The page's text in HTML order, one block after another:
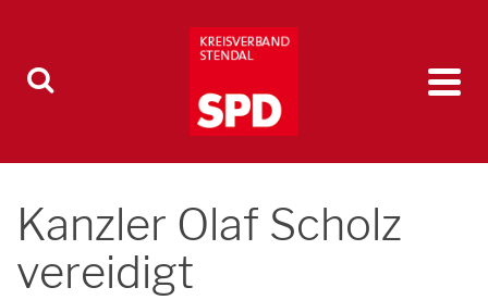
Kanzler Olaf Scholz
vereidigt